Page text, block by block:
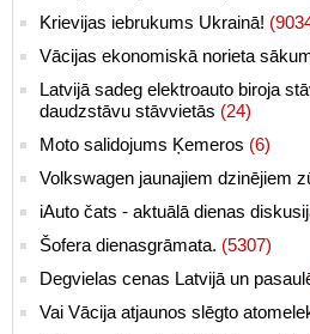
Krievijas iebrukums Ukrainā!
Vācijas ekonomiskā norieta
Latvijā sadeg elektroauto biroja
daudzstāvu stāvvietās (24)
Moto salidojums Ķemeros (6)
Volkswagen jaunajiem dzinējiem
iAuto čats - aktuālā dienas
Šofera dienasgrāmata. (5307)
Degvielas cenas Latvijā un
Vai Vācija atjaunos slēgto